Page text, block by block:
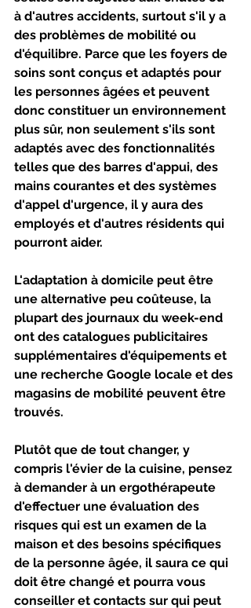
à d'autres accidents, surtout s'il y a
des problèmes de mobilité ou
d'équilibre. Parce que les foyers de
soins sont conçus et adaptés pour
les personnes âgées et peuvent
donc constituer un environnement
plus sûr, non seulement s'ils sont
adaptés avec des fonctionnalités
telles que des barres d'appui, des
mains courantes et des systèmes
d'appel d'urgence, il y aura des
employés et d'autres résidents qui
pourront aider.
L'adaptation à domicile peut être
une alternative peu coûteuse, la
plupart des journaux du week-end
ont des catalogues publicitaires
supplémentaires d'équipements et
une recherche Google locale et des
magasins de mobilité peuvent être
trouvés.
Plutôt que de tout changer, y
compris l'évier de la cuisine, pensez
à demander à un ergothérapeute
d'effectuer une évaluation des
risques qui est un examen de la
maison et des besoins spécifiques
de la personne âgée, il saura ce qui
doit être changé et pourra vous
conseiller et contacts sur qui peut